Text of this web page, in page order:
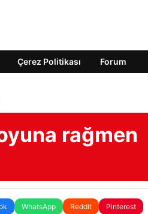
Çerez Politikası Forum
rağmen
WhatsApp Reddit Pinterest